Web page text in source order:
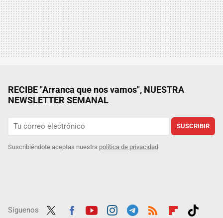
RECIBE "Arranca que nos vamos", NUESTRA
NEWSLETTER SEMANAL
SUSCRIBIR
Suscribiéndote aceptas nuestra política de privacidad
Síguenos